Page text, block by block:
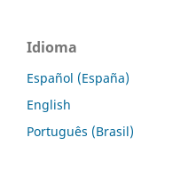
Idioma
Español (España)
English
Português (Brasil)